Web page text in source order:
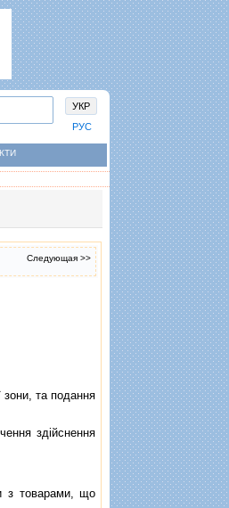
УКР
РУС
Следующая >>
та подання
здiйснення
з товарами, що